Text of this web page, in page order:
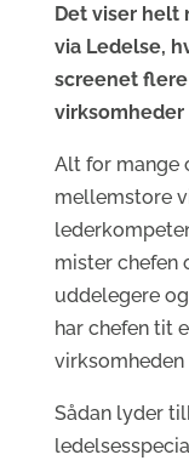
Det viser helt
via Ledelse,
screenet
Alt for mange
mellemstore
mister chefen
uddelegere
har chefen tit
Sådan lyder